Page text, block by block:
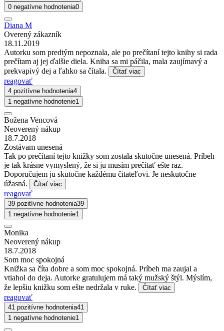
0 negatívne hodnotenia0
Diana M
Overený zákazník
18.11.2019
Autorku som predtým nepoznala, ale po prečítaní tejto knihy si rada
prečítam aj jej ďalšie diela. Kniha sa mi páčila, mala zaujímavý a
prekvapivý dej a ľahko sa čítala.
Čítať viac
reagovať
4 pozitívne hodnotenia4
1 negatívne hodnotenie1
Božena Vencová
Neoverený nákup
18.7.2018
Zostávam unesená
Tak po prečítaní tejto knižky som zostala skutočne unesená. Príbeh
je tak krásne vymyslený, že si ju musím prečítať ešte raz.
Doporučujem ju skutočne každému čitateľovi. Je neskutočne
úžasná.
Čítať viac
reagovať
39 pozitívne hodnotenia39
1 negatívne hodnotenie1
Monika
Neoverený nákup
18.7.2018
Som moc spokojná
Knižka sa číta dobre a som moc spokojná. Príbeh ma zaujal a
vtiahol do deja. Autorke gratulujem má taký mužský štýl. Mýslím,
že lepšiu knižku som ešte nedržala v ruke.
Čítať viac
reagovať
41 pozitívne hodnotenia41
1 negatívne hodnotenie1